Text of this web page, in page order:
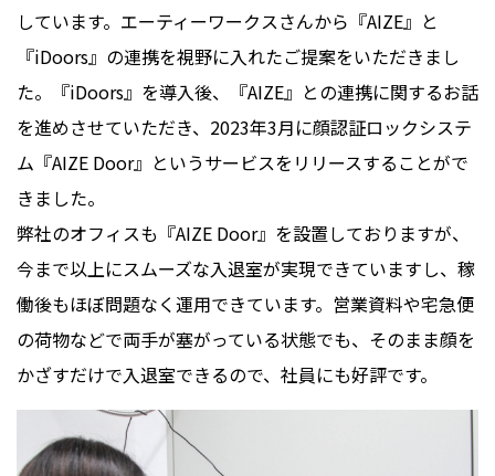
しています。エーティーワークスさんから『AIZE』と
『iDoors』の連携を視野に入れたご提案をいただきまし
た。『iDoors』を導入後、『AIZE』との連携に関するお話
を進めさせていただき、2023年3月に顔認証ロックシステ
ム『AIZE Door』というサービスをリリースすることがで
きました。
弊社のオフィスも『AIZE Door』を設置しておりますが、
今まで以上にスムーズな入退室が実現できていますし、稼
働後もほぼ問題なく運用できています。営業資料や宅急便
の荷物などで両手が塞がっている状態でも、そのまま顔を
かざすだけで入退室できるので、社員にも好評です。